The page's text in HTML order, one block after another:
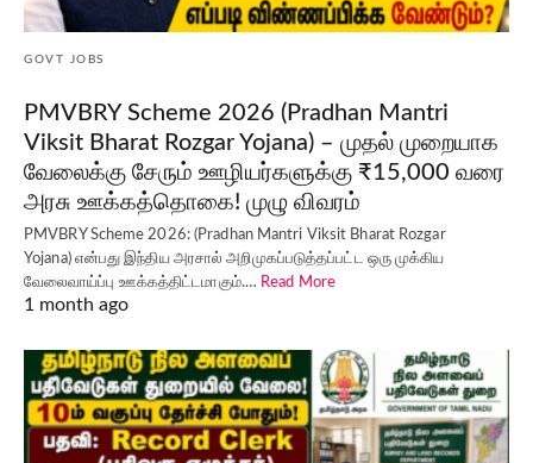
GOVT JOBS
PMVBRY Scheme 2026 (Pradhan Mantri
Viksit Bharat Rozgar Yojana) – முதல் முறையாக
வேலைக்கு சேரும் ஊழியர்களுக்கு ₹15,000 வரை
அரசு ஊக்கத்தொகை! முழு விவரம்
PMVBRY Scheme 2026: (Pradhan Mantri Viksit Bharat Rozgar
Yojana) என்பது இந்திய அரசால் அறிமுகப்படுத்தப்பட்ட ஒரு முக்கிய
வேலைவாய்ப்பு ஊக்கத்திட்டமாகும்.… Read More
1 month ago